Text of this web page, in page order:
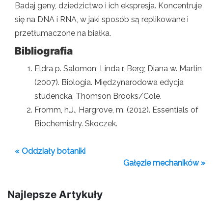
Badaj geny, dziedzictwo i ich ekspresja. Koncentruje
się na DNA i RNA, w jaki sposób są replikowane i
przetłumaczone na białka.
Bibliografia
Eldra p. Salomon; Linda r. Berg; Diana w. Martin
(2007). Biologia. Międzynarodowa edycja
studencka. Thomson Brooks/Cole.
Fromm, h.J., Hargrove, m. (2012). Essentials of
Biochemistry. Skoczek.
« Oddziały botaniki
Gałęzie mechaników »
Najlepsze Artykuły